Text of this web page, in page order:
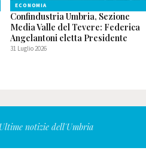
ECONOMIA
Confindustria Umbria, Sezione
Media Valle del Tevere: Federica
Angelantoni eletta Presidente
31 Luglio 2026
notizie dell'Umbria